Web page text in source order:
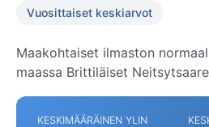
Vuosittaiset keskiarvot
Maakohtaiset ilmaston
maassa Brittiläiset
KESKIMÄÄRÄINEN YLIN